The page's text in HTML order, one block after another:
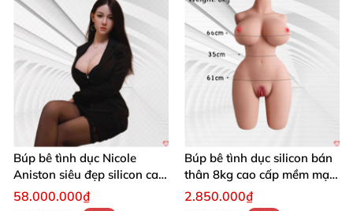
Búp bê tình dục Nicole
Aniston siêu đẹp silicon cao
cấp
58.000.000₫
Búp bê tình dục silicon bán
thân 8kg cao cấp mềm mại
tự nhiên
2.850.000₫